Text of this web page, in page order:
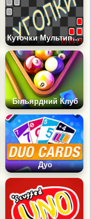
Куточки Мультиплеєр
Більярдний Клуб
Дуо